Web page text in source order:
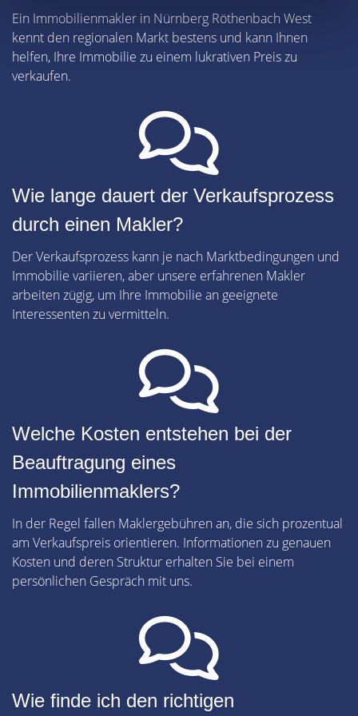
Ein Immobilienmakler in Nürnberg Röthenbach West
kennt den regionalen Markt bestens und kann Ihnen
helfen, Ihre Immobilie zu einem lukrativen Preis zu
verkaufen.
Wie lange dauert der Verkaufsprozess
durch einen Makler?
Der Verkaufsprozess kann je nach Marktbedingungen und
Immobilie variieren, aber unsere erfahrenen Makler
arbeiten zügig, um Ihre Immobilie an geeignete
Interessenten zu vermitteln.
Welche Kosten entstehen bei der
Beauftragung eines
Immobilienmaklers?
In der Regel fallen Maklergebühren an, die sich prozentual
am Verkaufspreis orientieren. Informationen zu genauen
Kosten und deren Struktur erhalten Sie bei einem
persönlichen Gespräch mit uns.
Wie finde ich den richtigen